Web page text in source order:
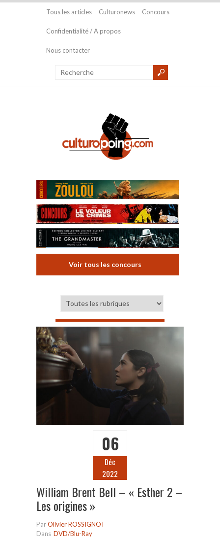
Tous les articles Culturonews Concours
Confidentialité / A propos
Nous contacter
Voir tous les concours
06
Déc
2022
William Brent Bell – « Esther 2 –
Les origines »
ParOlivier ROSSIGNOT
Dans DVD/Blu-Ray